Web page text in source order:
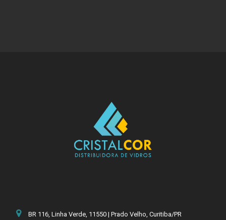
BR 116, Linha Verde, 11550 | Prado Velho, Curitiba/PR